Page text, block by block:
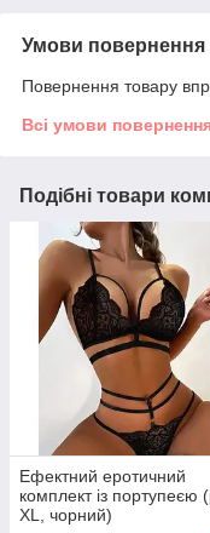
Умови повернення
Повернення товару
Всі умови
Подібні товари
Ефектний еротичний
комплект із портупеєю
XL, чорний)